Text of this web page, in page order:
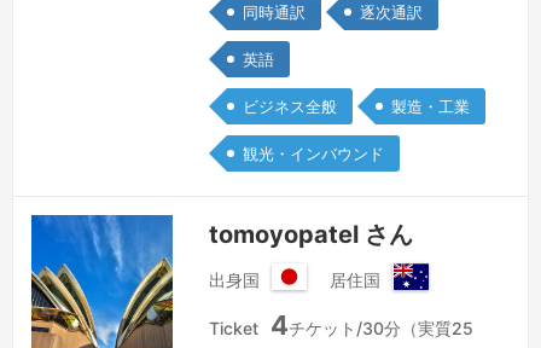
訳車として１０年以上経験させていただ
きました。
同時通訳 逐次通訳
英語
ビジネス全般 製造・工業
観光・インバウンド
tomoyopatel さん
出身国
本
居住国
ー
Ticket 4チケット/30分（実質25